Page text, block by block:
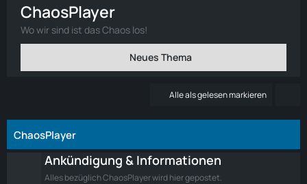
ChaosPlayer
Wo wir sind ist das Chaos los!
Neues Thema
Alle als gelesen markieren
ChaosPlayer
Ankündigung & Informationen
Alles bezüglich ChaosPlayer wird hier gepostet.